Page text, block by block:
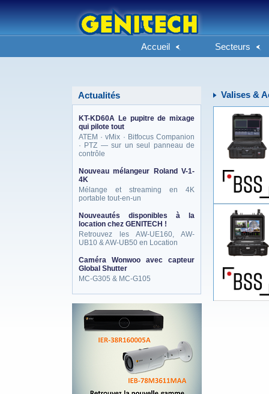
Accueil Secteurs
Actualités
KT-KD60A Le pupitre de mixage
qui pilote tout
ATEM · vMix · Bitfocus Companion
· PTZ — sur un seul panneau de
contrôle
Nouveau mélangeur Roland V-1-
4K
Mélange et streaming en 4K
portable tout-en-un
Nouveautés disponibles à la
location chez GENITECH !
Retrouvez les AW-UE160, AW-
UB10 & AW-UB50 en Location
Caméra Wonwoo avec capteur
Global Shutter
MC-G305 & MC-G105
Valises &